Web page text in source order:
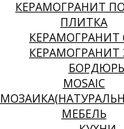
КЕРАМОГРАНИТ
ПЛИТКА
КЕРАМОГРАНИТ
КЕРАМОГРАНИТ
MOSAIC
МЕБЕЛЬ